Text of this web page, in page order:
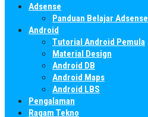
Adsense
Panduan Belajar Adsense
Android
Tutorial Android Pemula
Material Design
Android DB
Android Maps
Android LBS
Pengalaman
Ragam Tekno